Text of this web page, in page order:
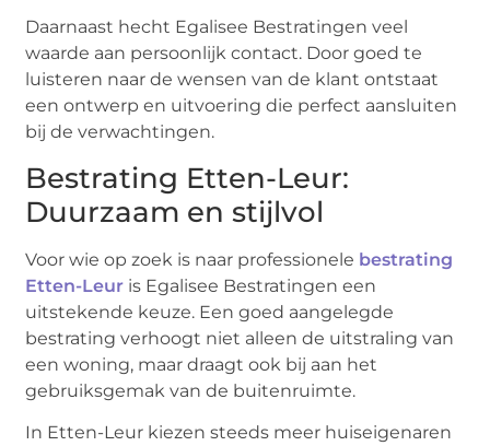
Daarnaast hecht Egalisee Bestratingen veel
waarde aan persoonlijk contact. Door goed te
luisteren naar de wensen van de klant ontstaat
een ontwerp en uitvoering die perfect aansluiten
bij de verwachtingen.
Bestrating Etten-Leur:
Duurzaam en stijlvol
Voor wie op zoek is naar professionele bestrating
Etten-Leur is Egalisee Bestratingen een
uitstekende keuze. Een goed aangelegde
bestrating verhoogt niet alleen de uitstraling van
een woning, maar draagt ook bij aan het
gebruiksgemak van de buitenruimte.
In Etten-Leur kiezen steeds meer huiseigenaren